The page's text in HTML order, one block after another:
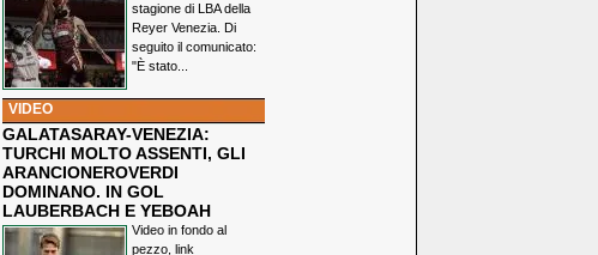
stagione di LBA della
Reyer Venezia. Di
seguito il comunicato:
"È stato...
VIDEO
GALATASARAY-VENEZIA:
TURCHI MOLTO ASSENTI, GLI
ARANCIONEROVERDI
DOMINANO. IN GOL
LAUBERBACH E YEBOAH
Video in fondo al
pezzo, link